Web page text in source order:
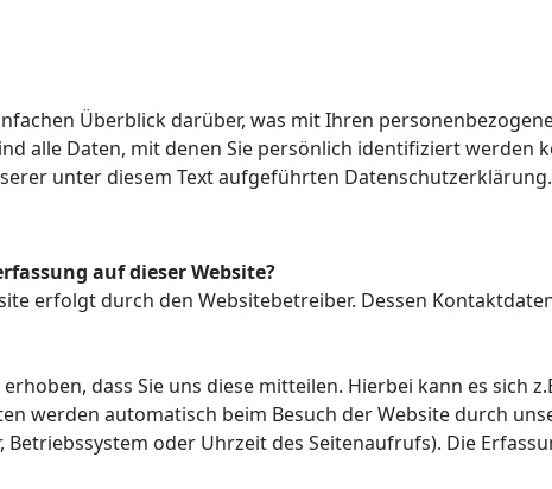
Überblick darüber, was mit Ihren
alle Daten, mit denen Sie persönlich identifiziert
unter diesem Text aufgeführten Datenschutzerklärung.
auf dieser Website?
erfolgt durch den Websitebetreiber. Dessen
dass Sie uns diese mitteilen. Hierbei kann es sich
werden automatisch beim Besuch der Website durch
oder Uhrzeit des Seitenaufrufs). Die